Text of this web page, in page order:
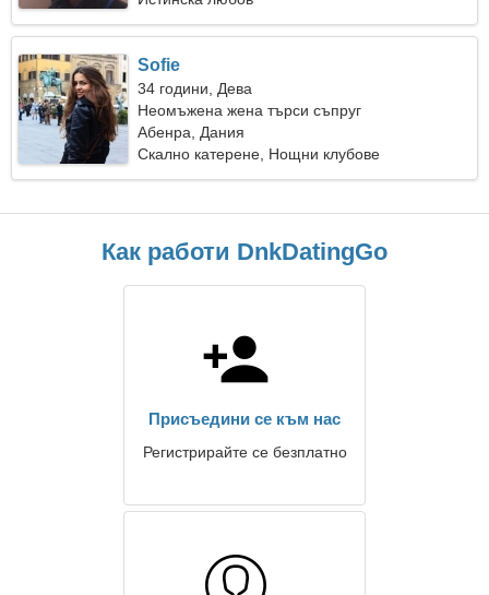
Sofie
34 години, Дева
Неомъжена жена търси съпруг
Абенра, Дания
Скално катерене, Нощни клубове
Как работи DnkDatingGo
Присъедини се към нас
Регистрирайте се безплатно